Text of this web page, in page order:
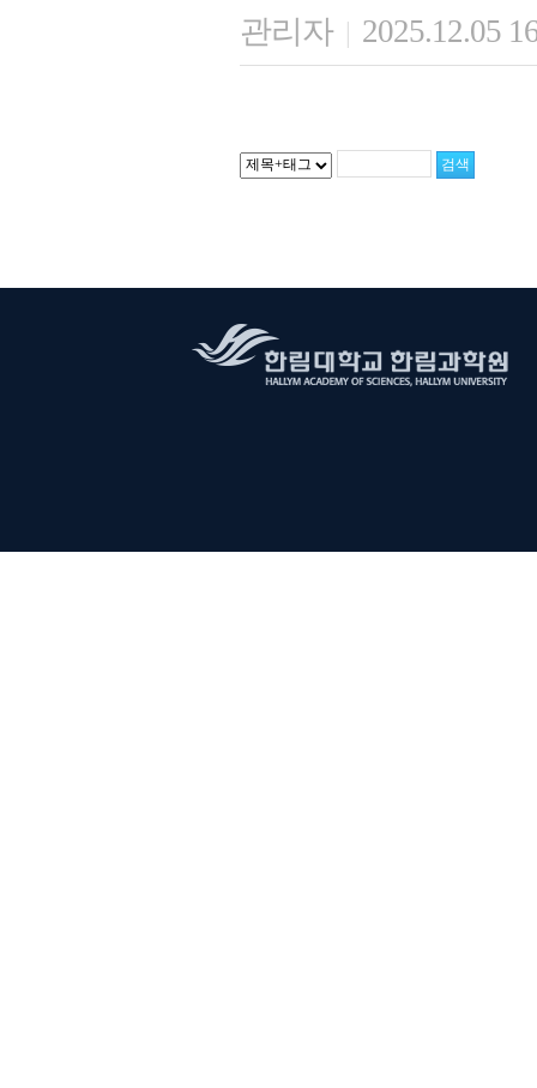
관리자 | 2025.12.05